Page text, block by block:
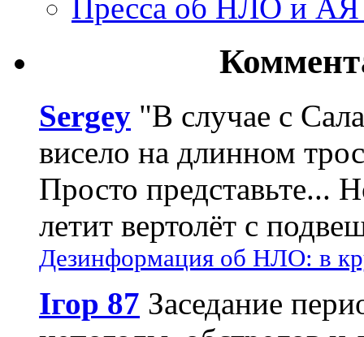
Пресса об НЛО и
Sergey "В случае с
висело на длинном
Просто представьте...
летит вертолёт с
Дезинформация об НЛО: в
Ігор 87 Заседание